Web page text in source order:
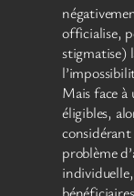
officialise,
stigmatise)
Mais face à
éligibles,
considérant
problème